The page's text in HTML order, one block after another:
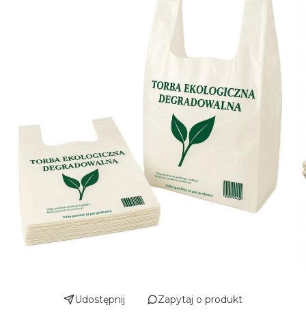
Udostępnij Zapytaj o produkt